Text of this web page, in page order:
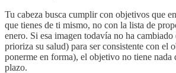
Tu cabeza busca cumplir con objetivos que
que tienes de ti mismo, no con la lista de
enero. Si esa imagen todavía no ha
prioriza su salud) para ser consistente con el
ponerme en forma), el objetivo no tiene nada
plazo.